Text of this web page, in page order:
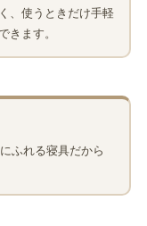
、使うときだけ手軽
きます。
ふれる寝具だから